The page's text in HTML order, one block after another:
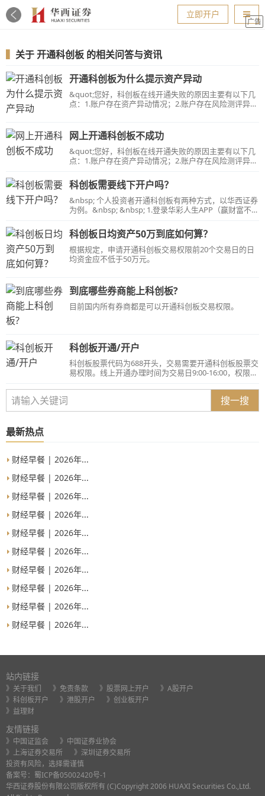
导航
立即开户
广告
关于开通科创板 的相关问答与资讯
开通科创板为什么提示资产异动
&quot;您好，科创板在线开通失败的原因主要有以下几
点：1.账户存在资产异动情况；2.账户存在风险测评异动
&quot;
网上开通科创板不成功
&quot;您好，科创板在线开通失败的原因主要有以下几
点：1.账户存在资产异动情况；2.账户存在风险测评异动
线上或人工办理，请临柜办理科创板交易权限开通。
&quot;
科创板需要线下开户吗？
&nbsp; 个人投资者开通科创板有两种方式，以华西证券
为例。&nbsp; &nbsp; 1.登录华彩人生APP（赢财富不支
操作即可。&nbsp; &nbsp; 2.本人持有效身份证交易时
间前往营业部柜台办理。&nbsp; &nbsp;&nbsp;&nbsp;
&nbsp; 【温馨提示】：1.信用账户权限开通需临柜办
理。2.权限开立成功立即生效，当日满足条件即可申购
科创板新股。3.科创板无转签说法，满足条件可在我司
科创板日均资产50万到底如何算？
根据规定，申请开通科创板交易权限前20个交易日的日
均资金应不低于50万元。
到底哪些券商能上科创板?
目前国内所有券商都是可以开通科创板交易权限。
科创板开通/开户
科创板股票代码为688开头，交易需要开通科创板股票交
易权限。线上开通办理时间为交易日9:00-16:00，权限开
&nbsp;
搜一搜
最新热点
财经早餐 | 2026年...
财经早餐 | 2026年...
财经早餐 | 2026年...
财经早餐 | 2026年...
财经早餐 | 2026年...
财经早餐 | 2026年...
财经早餐 | 2026年...
财经早餐 | 2026年...
财经早餐 | 2026年...
财经早餐 | 2026年...
站内链接
》关于我们 》免责条款 》股票网上开户
》A股开户
》科创板开户
》港股开户
》创业板开户
》益理财
友情链接
》中国证监会
》中国证券业协会
》上海证券交易所
》深圳证券交易所
投资有风险，选择需谨慎
备案号： 蜀ICP备05002420号-1
华西证券股份有限公司版权所有 (C)Copyright 2006 HUAXI Securities Co.,Ltd.